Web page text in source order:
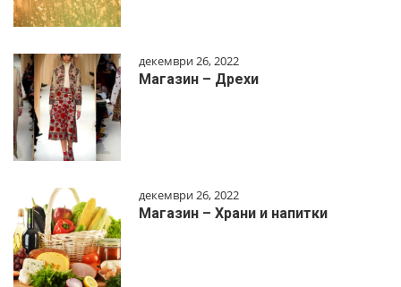
декември 26, 2022
Магазин – Дрехи
декември 26, 2022
Магазин – Храни и напитки